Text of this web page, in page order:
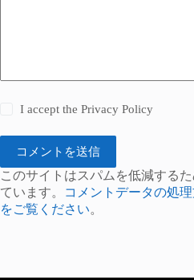
I accept thePrivacy Policy
コメントを送信
このサイトはスパムを低減する
ています。
コメントデータの処
をご覧ください。